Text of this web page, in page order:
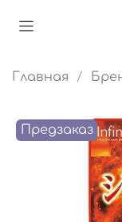
Главная
Предзаказ